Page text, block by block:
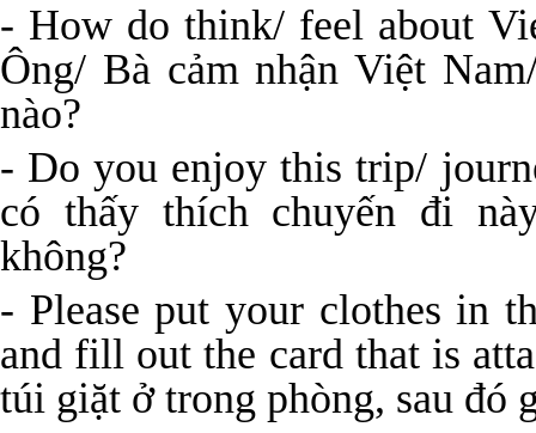
- How do think/ feel about
Ông/ Bà cảm nhận Việt
nào?
- Do you enjoy this trip/
có thấy thích chuyến đi
không?
- Please put your clothes in
and fill out the card that is
túi giặt ở trong phòng, sau đó